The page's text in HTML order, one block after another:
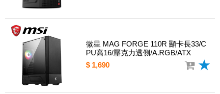
微星 MAG FORGE 110R 顯卡長33/C
PU高16/壓克力透側/A.RGB/ATX
$ 1,690